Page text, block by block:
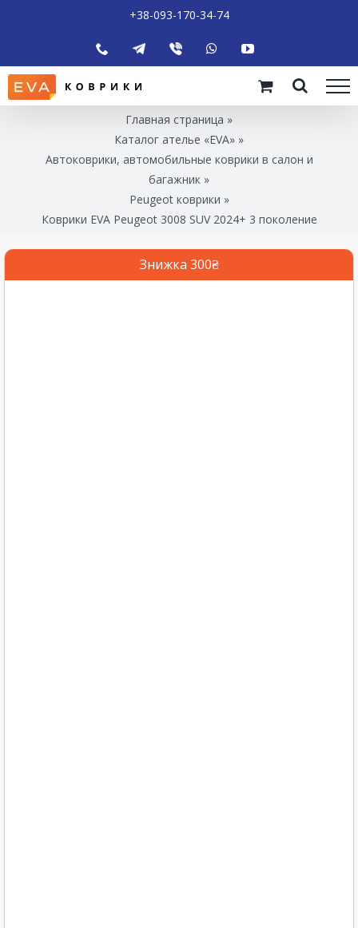
+38-093-170-34-74
Главная страница »
Каталог ателье «EVA» »
Автоковрики, автомобильные коврики в салон и
багажник »
Peugeot коврики »
Коврики EVA Peugeot 3008 SUV 2024+ 3 поколение
Знижка 300₴